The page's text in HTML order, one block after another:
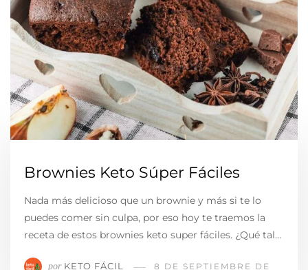
Brownies Keto Súper Fáciles
Nada más delicioso que un brownie y más si te lo
puedes comer sin culpa, por eso hoy te traemos la
receta de estos brownies keto super fáciles. ¿Qué tal…
por KETO FÁCIL 8 DE SEPTIEMBRE DE